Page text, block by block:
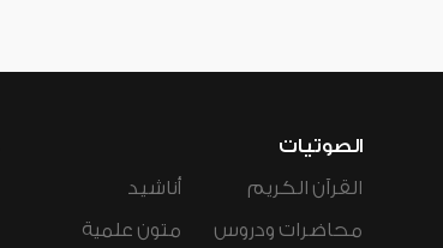
الصوتيات
القرآن الكريم
محاضرات ودروس
أناشيد
متون علمية